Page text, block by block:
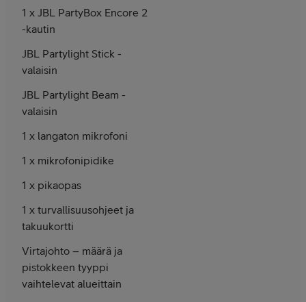
1 x JBL PartyBox Encore 2
-kautin
JBL Partylight Stick -
valaisin
JBL Partylight Beam -
valaisin
1 x langaton mikrofoni
1 x mikrofonipidike
1 x pikaopas
1 x turvallisuusohjeet ja
takuukortti
Virtajohto – määrä ja
pistokkeen tyyppi
vaihtelevat alueittain